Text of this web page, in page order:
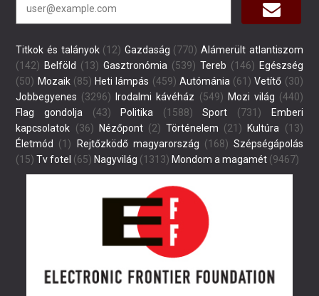
Titkok és talányok(12) Gazdaság (770) Alámerült atlantiszom
(142) Belföld (13) Gasztronómia (539) Tereb (146) Egészség
(50) Mozaik(85) Heti lámpás (459) Autómánia (61) Vetítő (30)
Jobbegyenes (3296) Irodalmi kávéház (549) Mozi világ (440)
Flag gondolja (43) Politika (1588) Sport (731)
Emberi
kapcsolatok (36) Nézőpont(2) Történelem (21) Kultúra (13)
Életmód
(1) Rejtőzködő magyarország (168) Szépségápolás
(15) Tv fotel (65) Nagyvilág (1313) Mondom a magamét (9467)